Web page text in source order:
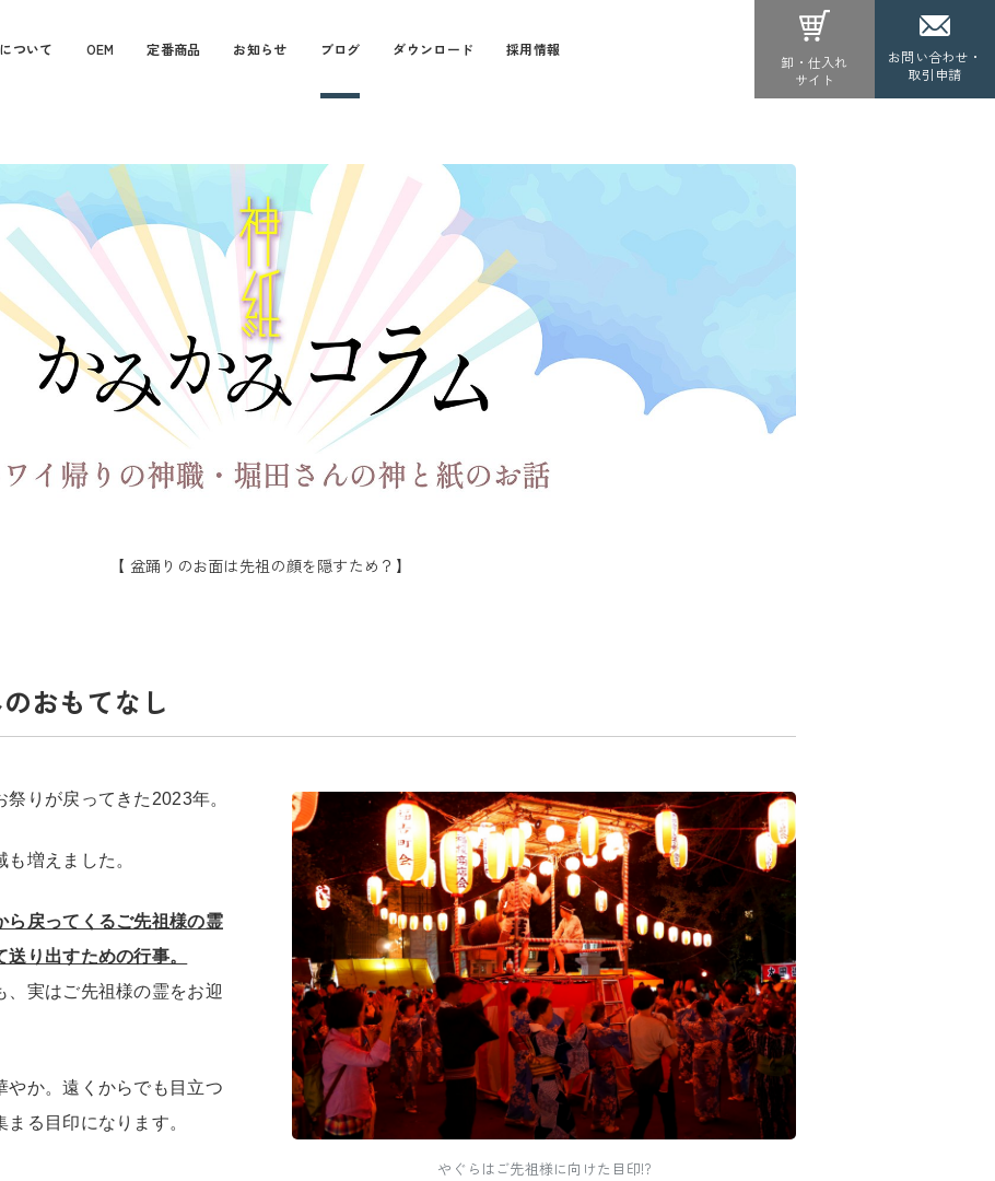
ついて OEM 定番商品 お知らせ ブログ ダウンロード 採用情報
卸・仕入れ
サイト
お問い合わせ・
取引申請
【 盆踊りのお面は先祖の顔を隠すため？】
おもてなし
やぐらはご先祖様に向けた目印!?
祭りが戻ってきた 2023年。
増えました。
ら戻ってくるご先祖様の霊
り出すための行事。
、実はご先祖様の霊をお迎
やか。遠くからでも目立つ
る目印になります。